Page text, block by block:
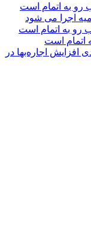
رو به اتمام است
اجرا می شود
رو به اتمام است
اتمام است
افزایش اجاره‌بها در